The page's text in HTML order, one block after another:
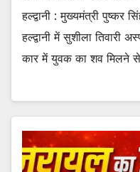
हल्द्वानी : मुख्यमंत्री पुष्कर
हल्द्वानी में सुशीला
कार में युवक का शव मिलने